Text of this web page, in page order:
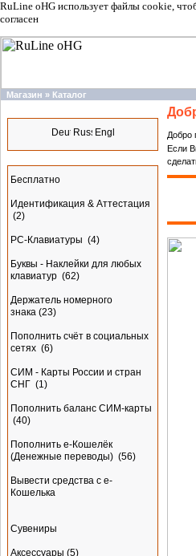
RuLine oHG использует файлы cookie,
согласен
Магазин » Каталог
Бесплатно
Идентификация & Аттестация
(2)
PC-Клавиатуры (4)
Буквы - Наклейки для любых
клавиатур (62)
Держатель номерного
знака (23)
Пополнить счёт в социальных
сетях (6)
СИМ - Карты России и стран
СНГ (1)
Пополнить баланс СИМ-карты
(40)
Пополнить e-Кошелёк
(Денежные переводы) (56)
Вывести средства с е-
Кошелька
Сувениры
Аксессуары (5)
Добро
Если